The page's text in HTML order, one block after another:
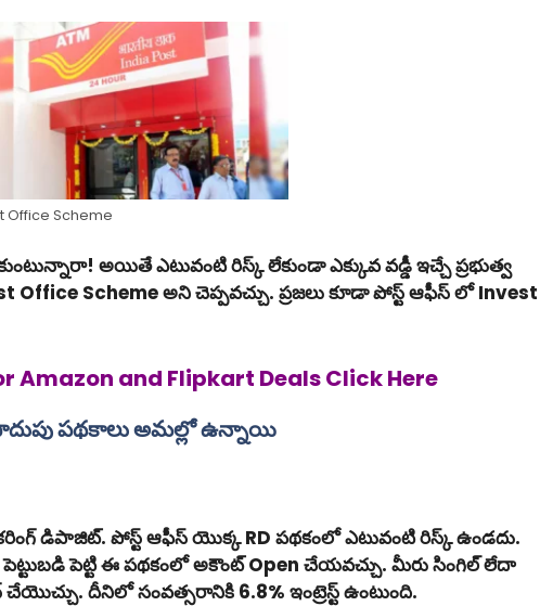
Office Scheme
అయితే ఎటువంటి రిస్క్ లేకుండా ఎక్కువ వడ్డీ ఇచ్చే ప్రభుత్వ
Scheme అని చెప్పవచ్చు. ప్రజలు కూడా పోస్ట్ ఆఫీస్ లో Invest
Amazon and Flipkart DealsClick Here
పథకాలు అమల్లో ఉన్నాయి
డిపాజిట్. పోస్ట్ ఆఫీస్ యొక్క RD పథకంలో ఎటువంటి రిస్క్ ఉండదు.
పెట్టి ఈ పథకంలో అకౌంట్ Open చేయవచ్చు. మీరు సింగిల్ లేదా
దీనిలో సంవత్సరానికి 6.8% ఇంట్రెస్ట్ ఉంటుంది.